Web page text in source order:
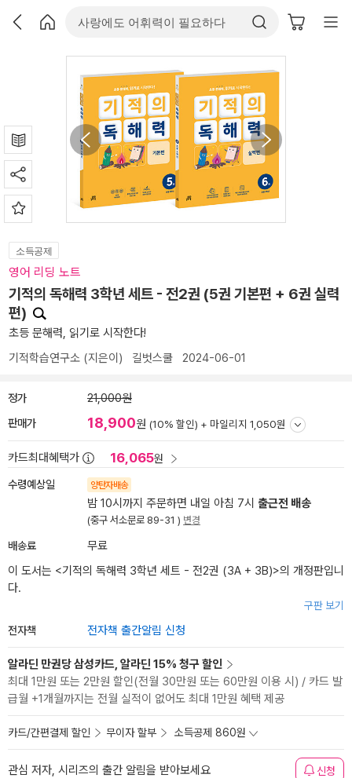
소득공제
영어 리딩 노트
기적의 독해력 3학년 세트 - 전2권 (5권 기본편 + 6권 실력
편)
초등 문해력, 읽기로 시작한다!
기적학습연구소 (지은이) 길벗스쿨 2024-06-01
정가 21,000원
판매가 18,900원 (10% 할인) + 마일리지 1,050원
카드최대혜택가 16,065원
수령예상일 양탄자배송
밤 10시까지 주문하면 내일 아침 7시 출근전 배송
(중구 서소문로 89-31 ) 변경
배송료
무료
이 도서는 <기적의 독해력 3학년 세트 - 전2권 (3A + 3B)>의 개정판입니
다.
구판 보기
전자책 전자책 출간알림 신청
알라딘 만권당 삼성카드, 알라딘 15% 청구 할인
최대 1만원 또는 2만원 할인(전월 30만원 또는 60만원 이용 시) / 카드 발
급월 +1개월까지는 전월 실적이 없어도 최대 1만원 혜택 제공
카드/간편결제 할인 무이자 할부 소득공제 860원
관심 저자, 시리즈의 출간 알림을 받아보세요 신청